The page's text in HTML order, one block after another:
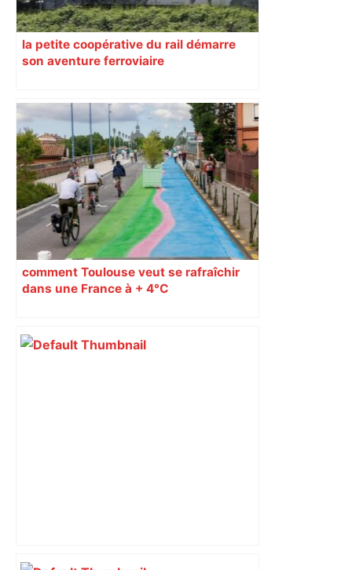
la petite coopérative du rail démarre
son aventure ferroviaire
comment Toulouse veut se rafraîchir
dans une France à + 4°C